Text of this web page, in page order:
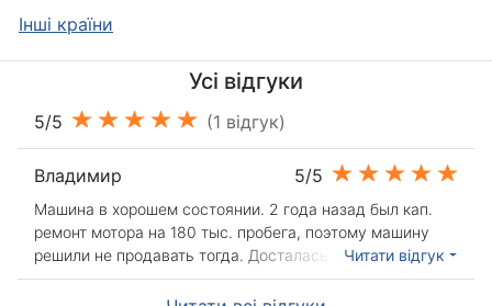
Інші країни
Усі відгуки
5/5 (1 відгук)
Владимир 5/5
Машина в хорошем состоянии. 2 года назад был кап.
ремонт мотора на 180 тыс. пробега, поэтому машину
решили не продавать тогда. Досталась она мне от
моего отца он купил себе 221-ый, рестайлинговый.
Читати відгук